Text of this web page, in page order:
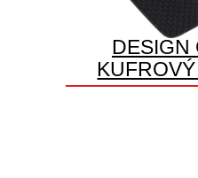
DESIGN